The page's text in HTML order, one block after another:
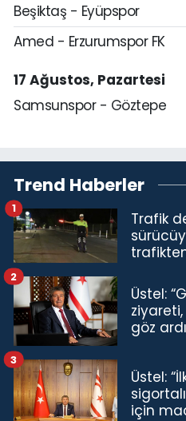
Beşiktaş - Eyüpspor
Amed - Erzurumspor FK
17 Ağustos, Pazartesi
Samsunspor - Göztepe
Trend Haberler
Trafik
1
Üstel:
göz
2
Üstel:
için
3